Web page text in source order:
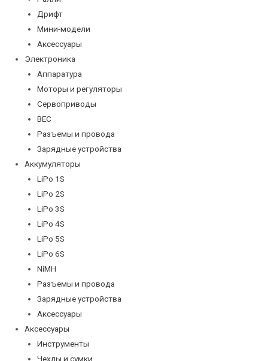
Дрифт
Мини-модели
Аксессуары
Электроника
Аппаратура
Моторы и регуляторы
Сервоприводы
BEC
Разъемы и провода
Зарядные устройства
Аккумуляторы
LiPo 1S
LiPo 2S
LiPo 3S
LiPo 4S
LiPo 5S
LiPo 6S
NiMH
Разъемы и провода
Зарядные устройства
Аксессуары
Аксессуары
Инструменты
Чехлы и сумки